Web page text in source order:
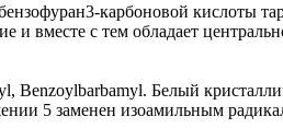
карбоновой кислоты
вместе с тем обладает
Белый
5 заменен изоамильным